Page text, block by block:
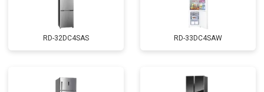
RD-32DC4SAS RD-33DC4SAW